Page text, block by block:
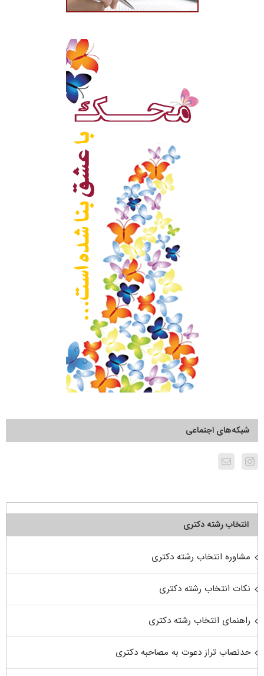
شبکه‌های اجتماعی
انتخاب رشته دکتری
مشاوره انتخاب رشته دکتری
نکات انتخاب رشته دکتری
راهنمای انتخاب رشته دکتری
حدنصاب تراز دعوت به مصاحبه دکتری